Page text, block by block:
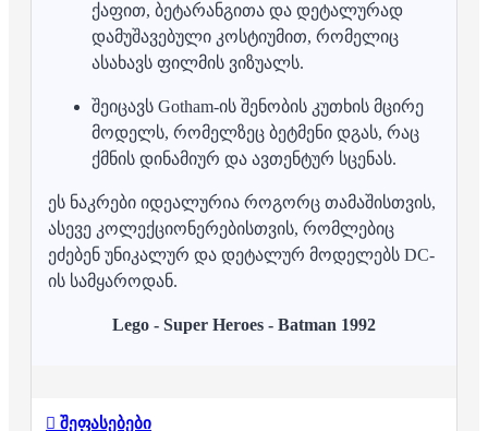
ქაფით, ბეტარანგითა და დეტალურად
დამუშავებული კოსტიუმით, რომელიც
ასახავს ფილმის ვიზუალს.
შეიცავს Gotham-ის შენობის კუთხის მცირე
მოდელს, რომელზეც ბეტმენი დგას, რაც
ქმნის დინამიურ და ავთენტურ სცენას.
ეს ნაკრები იდეალურია როგორც თამაშისთვის,
ასევე კოლექციონერებისთვის, რომლებიც
ეძებენ უნიკალურ და დეტალურ მოდელებს DC-
ის სამყაროდან.
Lego - Super Heroes - Batman 1992
შეფასებები